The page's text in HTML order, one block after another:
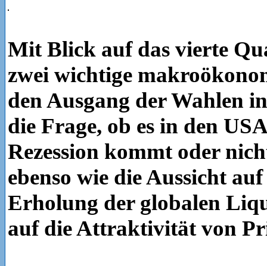
Mit Blick auf das vierte
zwei wichtige
den Ausgang der Wahlen
die Frage, ob es in den
Rezession kommt oder
ebenso wie die Aussicht
Erholung der globalen
auf die Attraktivität von